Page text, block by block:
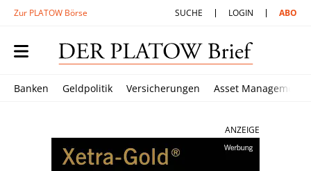
Zur PLATOW Börse SUCHE LOGIN ABO
Banken Geldpolitik Versicherungen Asset Management
ANZEIGE